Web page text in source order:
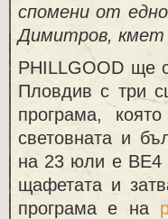
спомени от
Димитров, кмет
PHILLGOOD ще
Пловдив с три
програма,
световната и
на 23 юли е BE4
щафетата и
програма е на